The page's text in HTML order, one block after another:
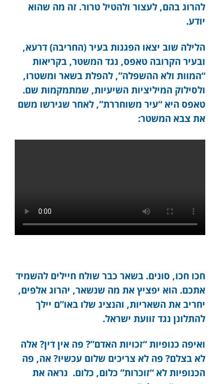
להרוג בהם, לעצור ולהטיל טרור. זה מה שהוא
יודע.
הלילה שוב יצאו הפגנות בעיר (החריבה) דרעא,
ובעיר הקרובה טאפס, נגד המשטר, בקריאות
“המוות ולא ההשפלה”, להפלת בשאר ומשטרו,
ולסילוק המיליציות השיעיות, שמתמקמות שם.
טאפס היא “עיר משוחררת”, לאחר שגירשו משם
את צבא המשטר:
חכו חכו, סונים. בשאר כבר שולח חיילים להשמיד
אתכם. הוא יפציץ את מה שנשאר, יהרוג אלפים,
יחריב את השאריות, והנציג שלו באו”ם יילך
להתלונן נגד זוועת ישראל.
ואיפה כנופיות “זכויות האדם”? פה אין דין? אלה
לא בצלם? פה לא צריכים שלום עכשיו? אה, פה
הכנופיות לא “זוכרות” כלום, כלום. נראה את